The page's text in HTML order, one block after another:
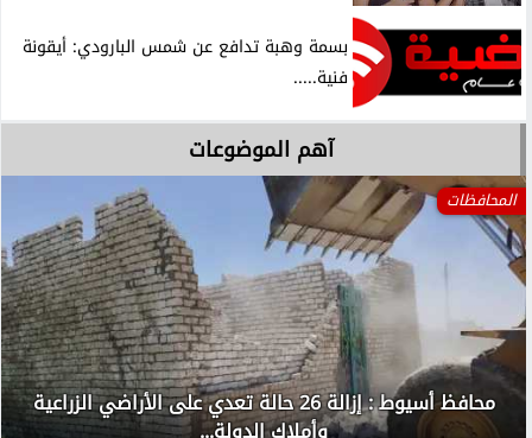
بسمة وهبة تدافع عن شمس البارودي: أيقونة
فنية.....
آهم الموضوعات
المحافظات
محافظ أسيوط : إزالة 26 حالة تعدي على الأراضي الزراعية